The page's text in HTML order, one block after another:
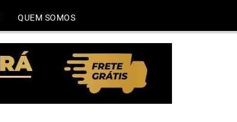
QUEM SOMOS